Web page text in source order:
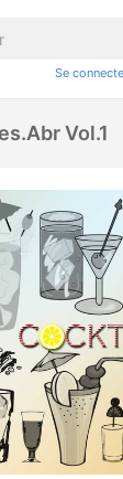
Se
Vol.1